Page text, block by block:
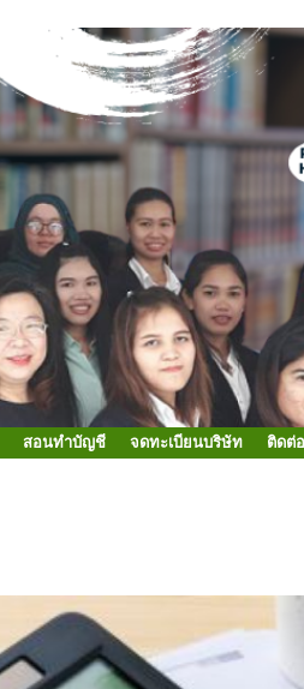
สอนทำบัญชี จดทะเบียนบริษัท ติดต่